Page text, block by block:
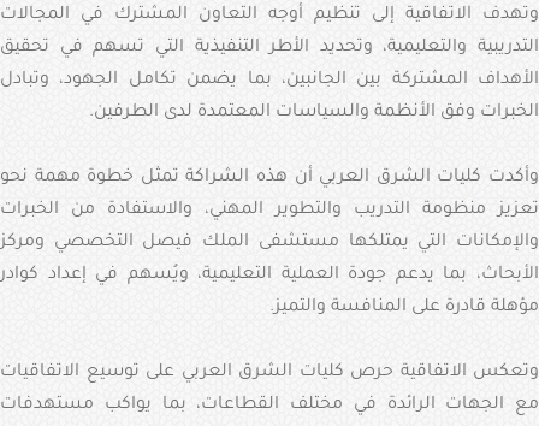
وتهدف الاتفاقية إلى تنظيم أوجه التعاون المشترك في المجالات
التدريبية والتعليمية، وتحديد الأطر التنفيذية التي تسهم في تحقيق
الأهداف المشتركة بين الجانبين، بما يضمن تكامل الجهود، وتبادل
الخبرات وفق الأنظمة والسياسات المعتمدة لدى الطرفين.
وأكدت كليات الشرق العربي أن هذه الشراكة تمثل خطوة مهمة نحو
تعزيز منظومة التدريب والتطوير المهني، والاستفادة من الخبرات
والإمكانات التي يمتلكها مستشفى الملك فيصل التخصصي ومركز
الأبحاث، بما يدعم جودة العملية التعليمية، ويُسهم في إعداد كوادر
مؤهلة قادرة على المنافسة والتميز.
وتعكس الاتفاقية حرص كليات الشرق العربي على توسيع الاتفاقيات
مع الجهات الرائدة في مختلف القطاعات، بما يواكب مستهدفات